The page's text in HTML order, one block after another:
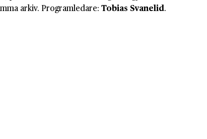
arkiv. Programledare: Tobias Svanelid.